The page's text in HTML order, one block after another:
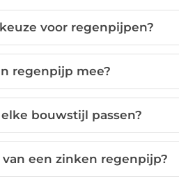
voor regenpijpen?
regenpijp mee?
bouwstijl passen?
een zinken regenpijp?